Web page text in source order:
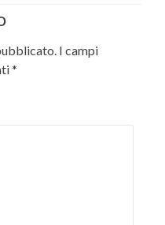
I campi
*